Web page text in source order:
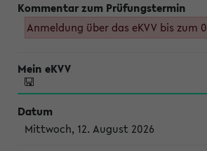
Anmeldung über das eKVV bis zum
Mittwoch, 12. August 2026